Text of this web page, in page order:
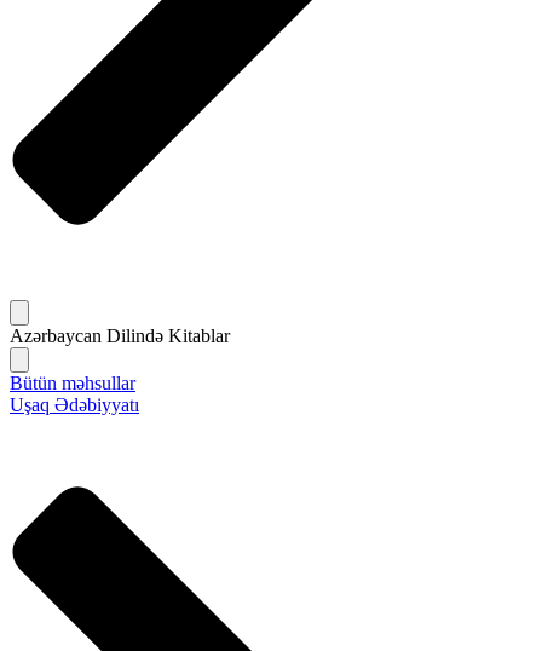
Azərbaycan Dilində Kitablar
Bütün məhsullar
Uşaq Ədəbiyyatı